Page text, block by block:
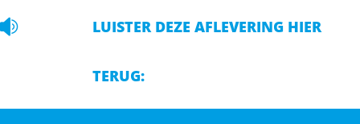
 LUISTER DEZE AFLEVERING HIER
TERUG: